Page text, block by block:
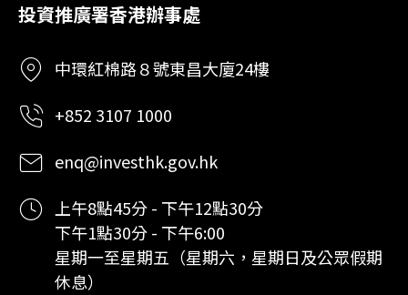
投資推廣署香港辦事處
中環紅棉路８號東昌大廈24樓
+852 3107 1000
enq@investhk.gov.hk
上午8點45分 - 下午12點30分
下午1點30分 - 下午6:00
星期一至星期五（星期六，星期日及公眾假期
休息）